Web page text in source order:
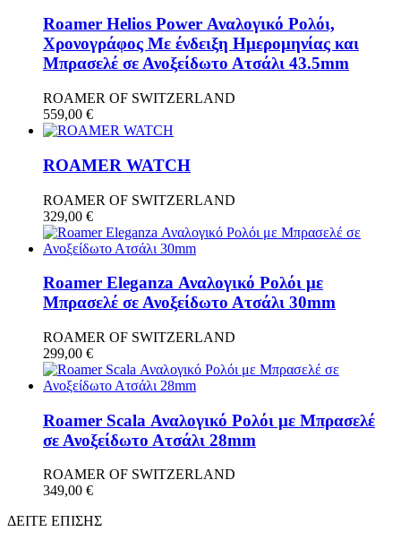
Roamer Helios Power Αναλογικό Ρολόι,
Χρονογράφος Με ένδειξη Ημερομηνίας και
Μπρασελέ σε Ανοξείδωτο Ατσάλι 43.5mm
ROAMER OF SWITZERLAND
559,00 €
ROAMER WATCH
ROAMER OF SWITZERLAND
329,00 €
Roamer Eleganza Αναλογικό Ρολόι με
Μπρασελέ σε Ανοξείδωτο Ατσάλι 30mm
ROAMER OF SWITZERLAND
299,00 €
Roamer Scala Αναλογικό Ρολόι με Μπρασελέ
σε Ανοξείδωτο Ατσάλι 28mm
ROAMER OF SWITZERLAND
349,00 €
ΔΕΙΤΕ ΕΠΙΣΗΣ